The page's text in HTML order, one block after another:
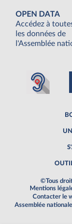
OPEN DATA
Accédez à
les données de
l'Assemblée
©Tous
Mentions
Contacter le
Assemblée